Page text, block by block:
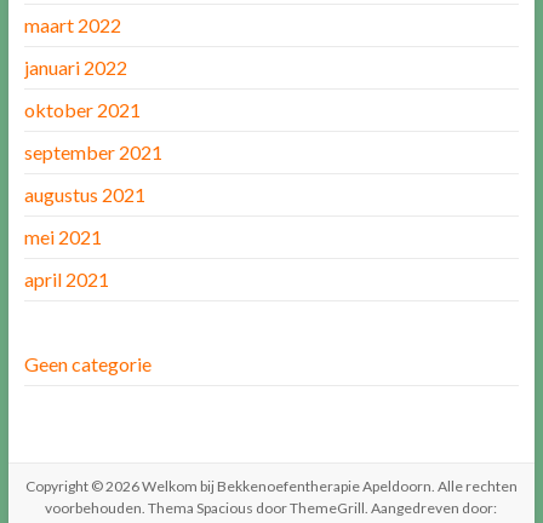
maart 2022
januari 2022
oktober 2021
september 2021
augustus 2021
mei 2021
april 2021
Geen categorie
Copyright © 2026Welkom bij Bekkenoefentherapie Apeldoorn. Alle rechten
voorbehouden. ThemaSpacious door ThemeGrill. Aangedreven door: